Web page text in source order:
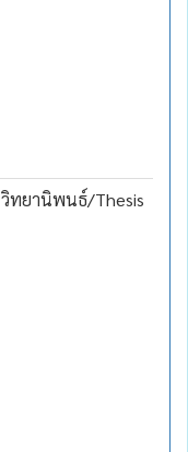
วิทยานิพนธ์/Thesis